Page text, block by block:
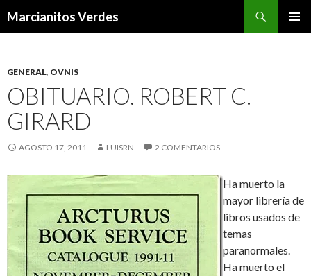
Marcianitos Verdes
GENERAL, OVNIS
OBITUARIO. ROBERT C.
GIRARD
AGOSTO 17, 2011 LUISRN 2 COMENTARIOS
Ha muerto la
mayor librería de
libros usados de
temas
paranormales.
Ha muerto el